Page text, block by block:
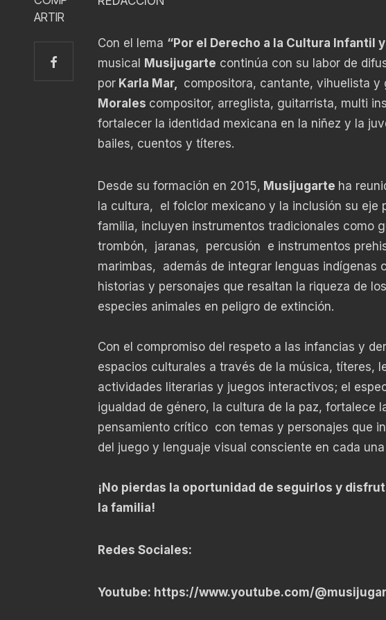
ARTIR
Con el lema “Por el Derecho a la Cultura Infantil
musical Musijugarte continúa con su labor de
porKarla Mar, compositora, cantante, vihuelista
Morales compositor, arreglista, guitarrista, multi
fortalecer la identidad mexicana en la niñez y la
bailes, cuentos y títeres.
Desde su formación en 2015, Musijugarte ha
la cultura, el folclor mexicano y la inclusión su eje
familia, incluyen instrumentos tradicionales como
trombón, jaranas, percusión e instrumentos
marimbas, además de integrar lenguas indígenas
historias y personajes que resaltan la riqueza de
especies animales en peligro de extinción.
Con el compromiso del respeto a las infancias y
espacios culturales a través de la música, títeres,
actividades literarias y juegos interactivos; el
igualdad de género, la cultura de la paz, fortalece
pensamiento crítico con temas y personajes que
del juego y lenguaje visual consciente en cada
¡No pierdas la oportunidad de seguirlos y
la familia!
Redes Sociales:
Youtube: https://www.youtube.com/